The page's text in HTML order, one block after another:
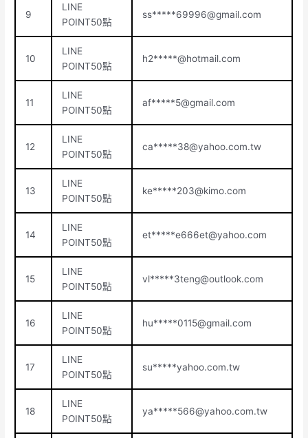
9
LINE
POINT50點
ss*****69996@gmail.com
10
LINE
POINT50點
h2*****@hotmail.com
11
LINE
POINT50點
af*****5@gmail.com
12
LINE
POINT50點
ca*****38@yahoo.com.tw
13
LINE
POINT50點
ke*****203@kimo.com
14
LINE
POINT50點
et*****e666et@yahoo.com
15
LINE
POINT50點
vl*****3teng@outlook.com
16
LINE
POINT50點
hu*****0115@gmail.com
17
LINE
POINT50點
su*****yahoo.com.tw
18
LINE
POINT50點
ya*****566@yahoo.com.tw